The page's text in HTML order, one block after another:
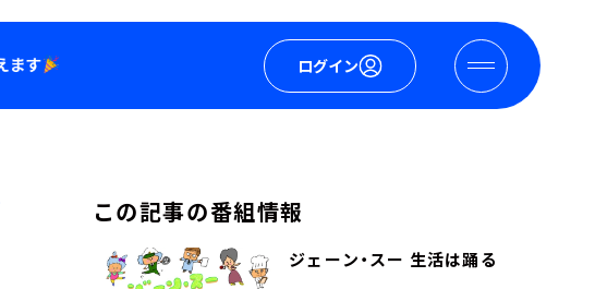
ログイン
この記事の番組情報
ジェーン・スー 生活は踊る